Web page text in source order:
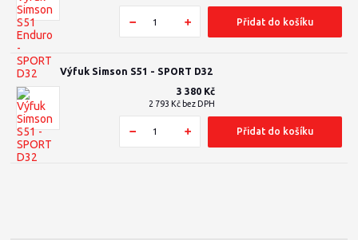
Přidat do košíku
Výfuk Simson S51 - SPORT D32
3 380 Kč
2 793 Kč bez DPH
Přidat do košíku